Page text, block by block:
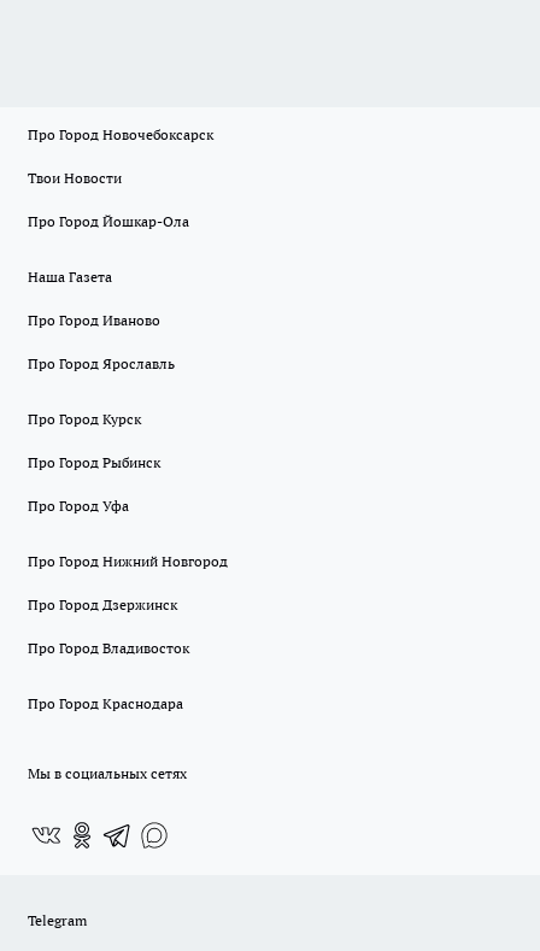
Про Город Новочебоксарск
Твои Новости
Про Город Йошкар-Ола
Наша Газета
Про Город Иваново
Про Город Ярославль
Про Город Курск
Про Город Рыбинск
Про Город Уфа
Про Город Нижний Новгород
Про Город Дзержинск
Про Город Владивосток
Про Город Краснодара
Мы в социальных сетях
Telegram